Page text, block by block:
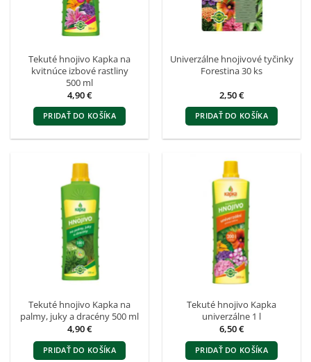
Tekuté hnojivo Kapka na
kvitnúce izbové rastliny
500 ml
4,90€
PRIDAŤ DO KOŠÍKA
Univerzálne hnojivové tyčinky
Forestina 30 ks
2,50€
PRIDAŤ DO KOŠÍKA
Tekuté hnojivo Kapka na
palmy, juky a dracény 500 ml
4,90€
PRIDAŤ DO KOŠÍKA
Tekuté hnojivo Kapka
univerzálne 1 l
6,50€
PRIDAŤ DO KOŠÍKA